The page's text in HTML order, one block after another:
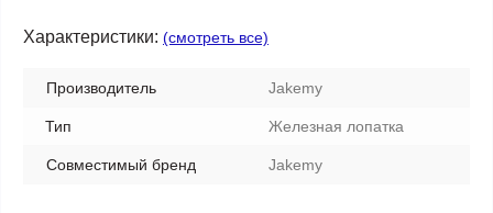
Характеристики: (смотреть все)
Производитель Jakemy
Тип Железная лопатка
Совместимый бренд Jakemy